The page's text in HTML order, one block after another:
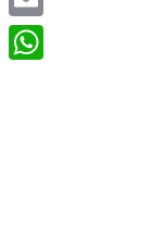
Email